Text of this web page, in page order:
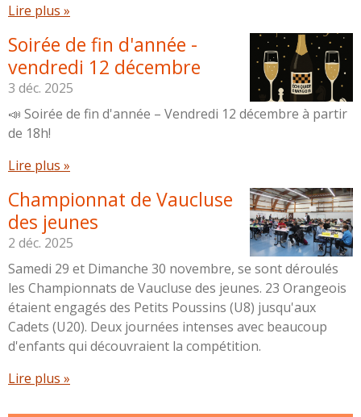
Lire plus »
Soirée de fin d'année -
vendredi 12 décembre
3 déc. 2025
📣 Soirée de fin d'année – Vendredi 12 décembre à partir
de 18h!
Lire plus »
Championnat de Vaucluse
des jeunes
2 déc. 2025
Samedi 29 et Dimanche 30 novembre, se sont déroulés
les Championnats de Vaucluse des jeunes. 23 Orangeois
étaient engagés des Petits Poussins (U8) jusqu'aux
Cadets (U20). Deux journées intenses avec beaucoup
d'enfants qui découvraient la compétition.
Lire plus »